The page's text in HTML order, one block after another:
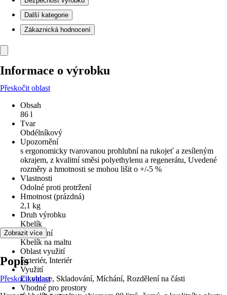
Další kategorie
Zákaznická hodnocení
Informace o výrobku
Přeskočit oblast
Obsah
86 l
Tvar
Obdélníkový
Upozornění
s ergonomicky tvarovanou prohlubní na rukojeť a zesíleným
okrajem, z kvalitní směsi polyethylenu a regenerátu, Uvedené
rozměry a hmotnosti se mohou lišit o +/-5 %
Vlastnosti
Odolné proti protržení
Hmotnost (prázdná)
2,1 kg
Druh výrobku
Kbelík
Provedení
Kbelík na maltu
Oblast využití
Exteriér, Interiér
Využití
Likvidace, Skladování, Míchání, Rozdělení na části
Vhodné pro prostory
Zobrazit více
Popis
Přeskočit oblast